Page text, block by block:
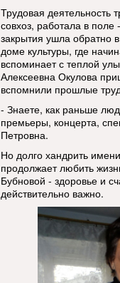
Трудовая деятельность
совхоз, работала в
закрытия ушла обратно
доме культуры, где
вспоминает с теплой
Алексеевна Окулова
вспомнили прошлые
- Знаете, как раньше
премьеры, концерта,
Петровна.
Но долго хандрить
продолжает любить
Бубновой - здоровье и
действительно важно.